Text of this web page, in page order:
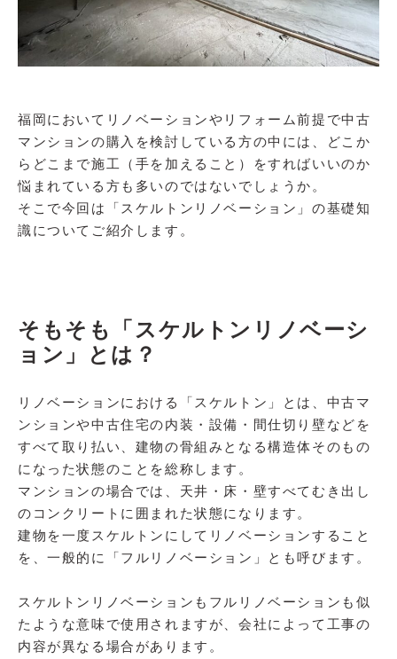
福岡においてリノベーションやリフォーム前提で中古
マンションの購入を検討している方の中には、どこか
らどこまで施工（手を加えること）をすればいいのか
悩まれている方も多いのではないでしょうか。
そこで今回は「スケルトンリノベーション」の基礎知
識についてご紹介します。
そもそも「スケルトンリノベーシ
ョン」とは？
リノベーションにおける「スケルトン」とは、中古マ
ンションや中古住宅の内装・設備・間仕切り壁などを
すべて取り払い、建物の骨組みとなる構造体そのもの
になった状態のことを総称します。
マンションの場合では、天井・床・壁すべてむき出し
のコンクリートに囲まれた状態になります。
建物を一度スケルトンにしてリノベーションすること
を、一般的に「フルリノベーション」とも呼びます。
スケルトンリノベーションもフルリノベーションも似
たような意味で使用されますが、会社によって工事の
内容が異なる場合があります。